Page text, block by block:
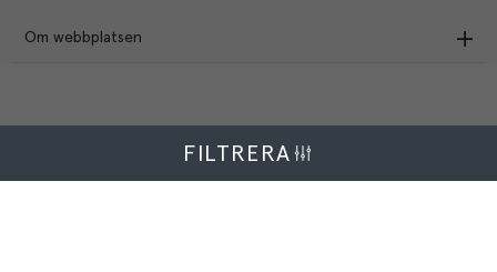
FILTRERA
Om webbplatsen
Menigo Foodservice AB